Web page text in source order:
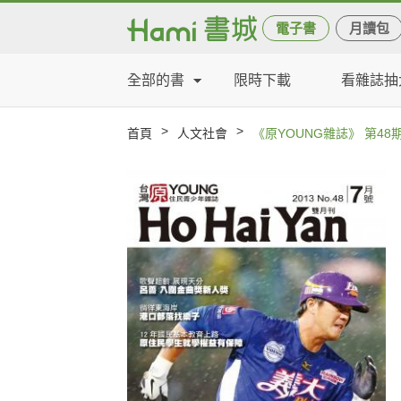
電子書 月讀包
全部的書 限時下載 看雜誌
首頁 > 人文社會 > 《原YOUNG雜誌》 第48